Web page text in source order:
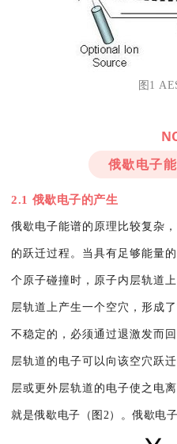
图1
俄歇电子
2.1 俄歇电子的产生
俄歇电子能谱的原理比较复杂
的跃迁过程。当具有足够能量
个原子碰撞时，原子内层轨道
层轨道上产生一个空穴，形成
不稳定的，必须通过退激发而
层轨道的电子可以向该空穴跃
层或更外层轨道的电子使之电
就是俄歇电子（图2）。俄歇电